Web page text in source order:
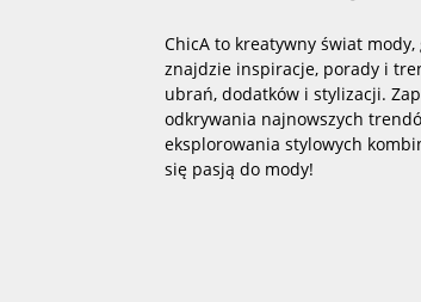
ChicA to kreatywny świat mody,
znajdzie inspiracje, porady i
ubrań, dodatków i stylizacji.
odkrywania najnowszych
eksplorowania stylowych
się pasją do mody!